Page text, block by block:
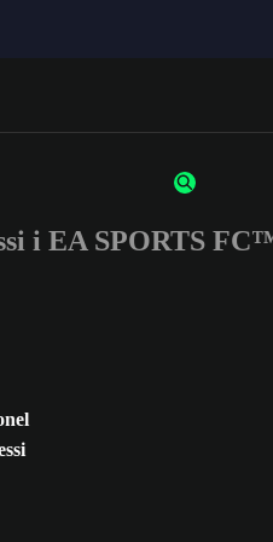
eller siffror
i EA SPORTS